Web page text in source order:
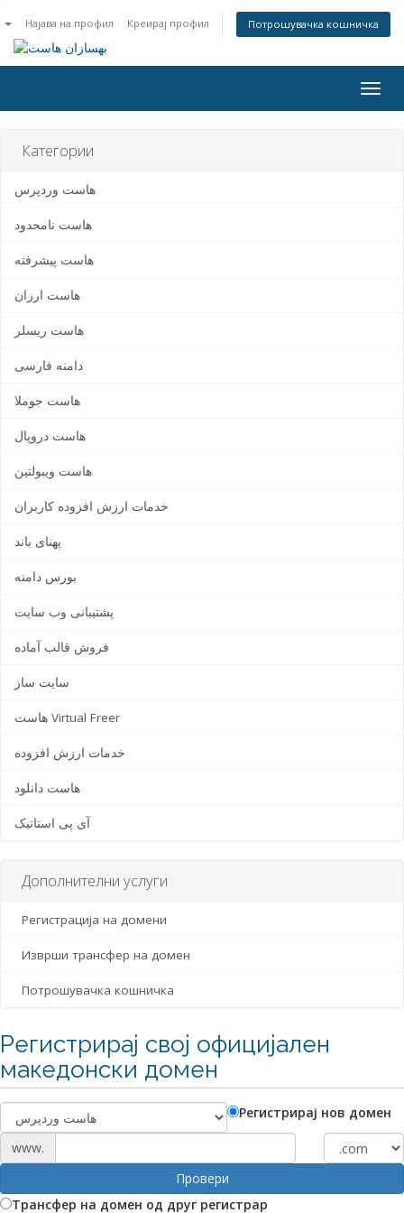
Најава на профил Креирај профил Потрошувачка кошничка
Категории
هاست وردپرس
هاست نامحدود
هاست پیشرفته
هاست ارزان
هاست ریسلر
دامنه فارسی
هاست جوملا
هاست دروپال
هاست ویبولتین
خدمات ارزش افزوده کاربران
پهنای باند
بورس دامنه
پشتیبانی وب سایت
فروش قالب آماده
سایت ساز
هاست Virtual Freer
خدمات ارزش افزوده
هاست دانلود
آی پی استاتیک
Дополнителни услуги
Регистрација на домени
Изврши трансфер на домен
Потрошувачка кошничка
Регистрирај свој официјален
македонски домен
Регистрирај нов домен
www.
Провери
Трансфер на домен од друг регистрар